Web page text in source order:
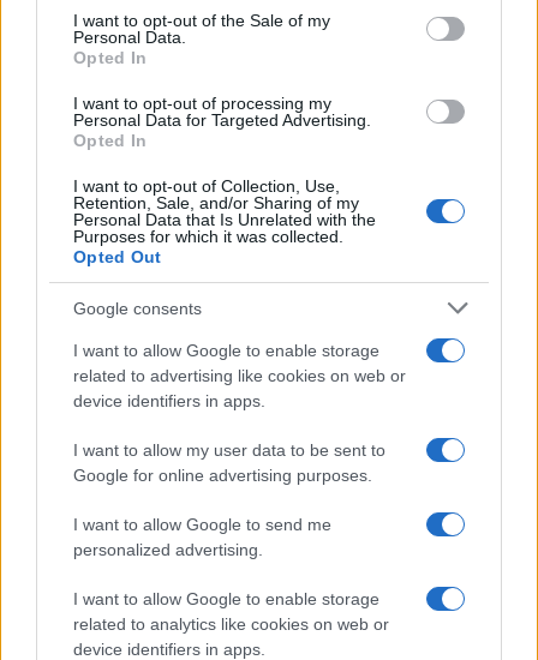
consent section.
I want to opt-out of the Sale of my
Personal Data.
Opted In
I want to opt-out of processing my
Personal Data for Targeted Advertising.
Opted In
I want to opt-out of Collection, Use,
Retention, Sale, and/or Sharing of my
Personal Data that Is Unrelated with the
Purposes for which it was collected.
Opted Out
Google consents
I want to allow Google to enable storage
related to advertising like cookies on web or
device identifiers in apps.
I want to allow my user data to be sent to
Google for online advertising purposes.
I want to allow Google to send me
personalized advertising.
I want to allow Google to enable storage
related to analytics like cookies on web or
device identifiers in apps.
Brentolie daalt naar 88.9 dollar: een week van dalende
grondstoffenprijzen
NEWS
Brentolie daalt naar 88.9 dollar: grondstoffen onder druk
Sanne De Vries · 6 aug 2026
NEWS